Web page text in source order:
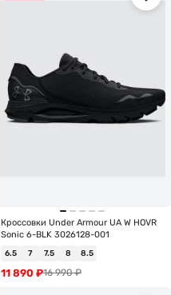
Кроссовки Under Armour UA W HOVR
Sonic 6-BLK 3026128-001
6.5 7 7.5 8 8.5
16 990₽
11 890 ₽